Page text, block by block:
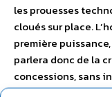
les prouesses
cloués sur place.
première
parlera donc de la
concessions, sans
pour les hommes et